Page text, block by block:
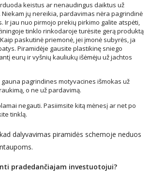
keistus ar nenaudingus daiktus už
jų nereikia, pardavimas nėra pagrindinė
Ir jau nuo pirmojo prekių pirkimo galite atspėti,
tinklo rinkodaroje turėsite gerą produktą
paskutinė priemonė, jei įmonė subyrės, ja
Piramidėje gausite plastikinę sniego
eurų ir vyšnių kauliukų išėmėju už jachtos
pagrindines motyvacines išmokas už
o ne už pardavimą.
negauti. Pasiimsite kitą mėnesį ar net po
tinklą.
dalyvavimas piramidės schemoje neduos
pradedančiajam investuotojui?